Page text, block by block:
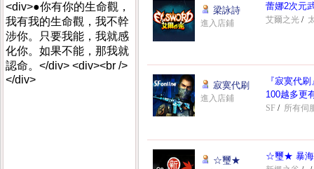
<div>●你有你的生命觀，
我有我的生命觀，我不幹
涉你。只要我能，我就感
化你。如果不能，那我就
認命。</div> <div><br />
</div>
梁詠詩
進入店鋪
蕾娜2次元
艾爾之光 /
寂寞代刷
進入店鋪
『寂寞代
100越多更
SF / 所有伺
☆璽★ ☆璽★ 暴海